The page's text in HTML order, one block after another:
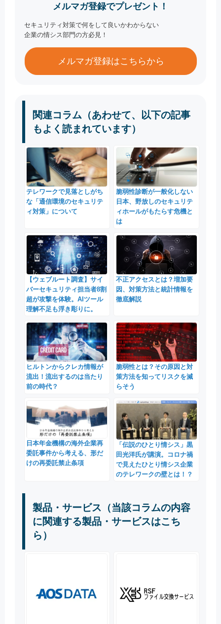
メルマガ登録でプレゼント！
セキュリティ対策で何をして良いかわからない
企業の情シス部門の方必見！
メルマガ登録はこちらから
関連コラム（あわせて、以下の記事
もよく読まれています）
テレワークで見落としがち
な「通信環境のセキュリテ
ィ対策」について
脆弱性診断が一般化しない
日本、野放しのセキュリテ
ィホールがもたらす危機と
は
【ウェブルート調査】サイ
バーセキュリティ担当者8割
超が攻撃を体験。AIツール
理解不足も浮き彫りに。
不正アクセスとは？増加要
因、対策方法と統計情報を
徹底解説
ヒルトンからクレカ情報が
流出！流出するのは当たり
前の時代？
脆弱性とは？その原因と対
策方法を知ってリスクを減
らそう
日本年金機構の海外企業再
委託事件から考える、形だ
けの再委託禁止条項
「伝説のひとり情シス」黒
田光洋氏が講演。コロナ禍
で見えたひとり情シス企業
のテレワークの壁とは！？
製品・サービス（当該コラムの内容
に関連する製品・サービスはこち
ら）